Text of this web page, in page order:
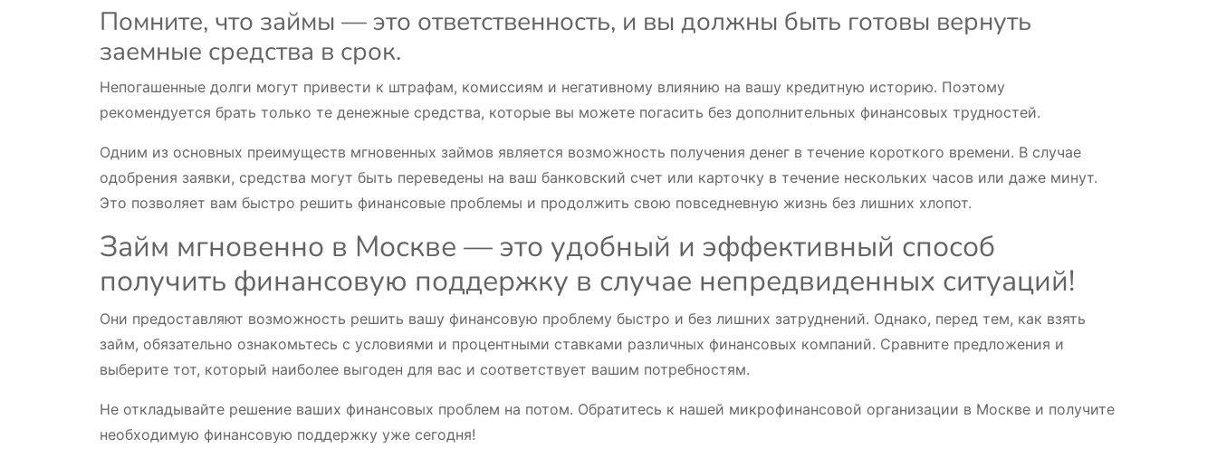
Помните, что займы — это ответственность, и вы должны быть готовы вернуть
заемные средства в срок.
Непогашенные долги могут привести к штрафам, комиссиям и негативному влиянию на вашу кредитную историю. Поэтому
рекомендуется брать только те денежные средства, которые вы можете погасить без дополнительных финансовых трудностей.
Одним из основных преимуществ мгновенных займов является возможность получения денег в течение короткого времени. В случае
одобрения заявки, средства могут быть переведены на ваш банковский счет или карточку в течение нескольких часов или даже минут.
Это позволяет вам быстро решить финансовые проблемы и продолжить свою повседневную жизнь без лишних хлопот.
Займ мгновенно в Москве — это удобный и эффективный способ
получить финансовую поддержку в случае непредвиденных ситуаций!
Они предоставляют возможность решить вашу финансовую проблему быстро и без лишних затруднений. Однако, перед тем, как взять
займ, обязательно ознакомьтесь с условиями и процентными ставками различных финансовых компаний. Сравните предложения и
выберите тот, который наиболее выгоден для вас и соответствует вашим потребностям.
Не откладывайте решение ваших финансовых проблем на потом. Обратитесь к нашей микрофинансовой организации в Москве и получите
необходимую финансовую поддержку уже сегодня!